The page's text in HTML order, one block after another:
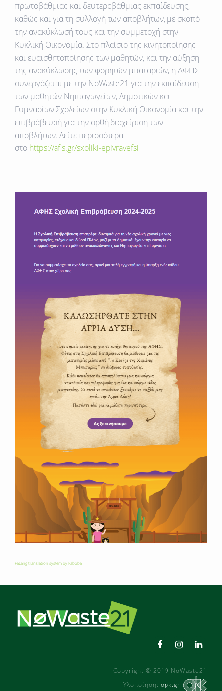
πρωτοβάθμιας και δευτεροβάθμιας εκπαίδευσης,
καθώς και για τη συλλογή των αποβλήτων, με σκοπό
την ανακύκλωσή τους και την συμμετοχή στην
Κυκλική Οικονομία. Στο πλαίσιο της κινητοποίησης
και ευαισθητοποίησης των μαθητών, και την αύξηση
της ανακύκλωσης των φορητών μπαταριών, η ΑΦΗΣ
συνεργάζεται με την NoWaste21 για την εκπαίδευση
των μαθητών Νηπιαγωγείων, Δημοτικών και
Γυμνασίων Σχολείων στην Κυκλική Οικονομία και την
επιβράβευσή για την ορθή διαχείριση των
αποβλήτων. Δείτε περισσότερα
στο https://afis.gr/sxoliki-epivravefsi
FaLang translation system by Faboba
Copyright © 2019 NoWaste21
Υλοποίηση: opk.gr